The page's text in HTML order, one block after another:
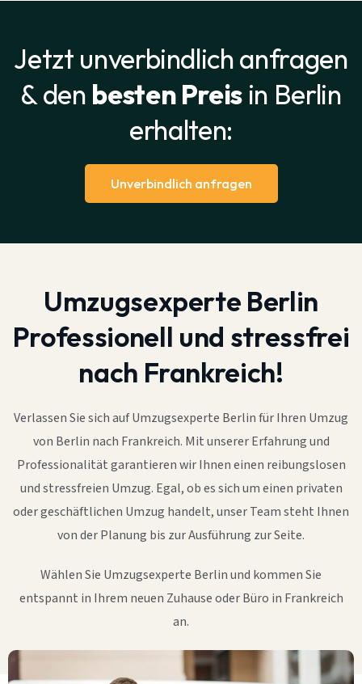
Jetzt unverbindlich anfragen
& den besten Preis in Berlin
erhalten:
Unverbindlich anfragen
Umzugsexperte Berlin
Professionell und stressfrei
nach Frankreich!
Verlassen Sie sich auf Umzugsexperte Berlin für Ihren Umzug
von Berlin nach Frankreich. Mit unserer Erfahrung und
Professionalität garantieren wir Ihnen einen reibungslosen
und stressfreien Umzug. Egal, ob es sich um einen privaten
oder geschäftlichen Umzug handelt, unser Team steht Ihnen
von der Planung bis zur Ausführung zur Seite.
Wählen Sie Umzugsexperte Berlin und kommen Sie
entspannt in Ihrem neuen Zuhause oder Büro in Frankreich
an.